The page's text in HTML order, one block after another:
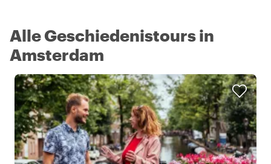
Alle Geschiedenistours in
Amsterdam